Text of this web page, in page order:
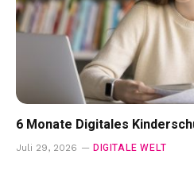
6 Monate Digitales
Juli 29, 2026 DIGITALE WELT